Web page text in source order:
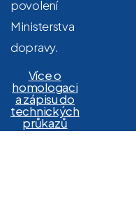
povolení
Ministerstva
dopravy.
Více o
homologaci
a zápisu do
technických
průkazů